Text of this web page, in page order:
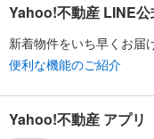
Yahoo!不動産 LINE公
新着物件をいち早くお届
便利な機能のご紹介
Yahoo!不動産 アプリ